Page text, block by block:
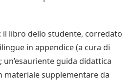
il libro dello studente, corredato
in appendice (a cura di
un’esauriente guida didattica
materiale supplementare da